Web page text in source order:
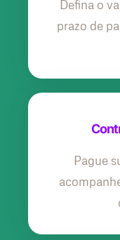
Defina o
prazo de
Pague